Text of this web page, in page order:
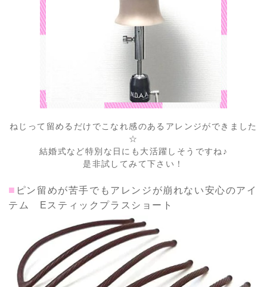
ねじって留めるだけでこなれ感のあるアレンジができました
☆
結婚式など特別な日にも大活躍しそうですね♪
是非試してみて下さい！
■ ピン留めが苦手でもアレンジが崩れない安心のアイ
テム Eスティックプラスショート